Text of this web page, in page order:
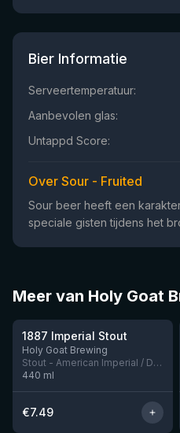
Bier Informatie
Serveertemperatuur:
Aanbevolen glas:
Untappd Score:
Over Sour - Fruited
Sour beer heeft een
speciale gisten tijdens het
Meer van Holy Goat
Nog 5
1887 Imperial Stout
Holy Goat Brewing
Stout - American Imperial / Double
440 ml
€7.49
★ 4.05